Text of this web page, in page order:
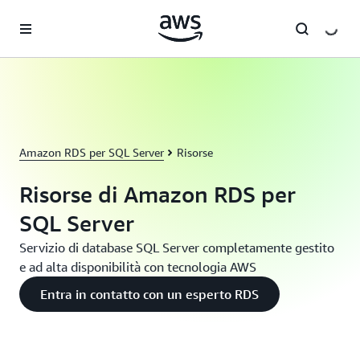
Amazon RDS per SQL Server Risorse
Risorse di Amazon RDS per
SQL Server
Servizio di database SQL Server completamente gestito
e ad alta disponibilità con tecnologia AWS
Entra in contatto con un esperto RDS